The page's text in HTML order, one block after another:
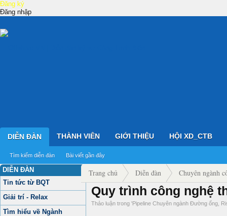
Đăng ký
Đăng nhập
DIỄN ĐÀN
Tìm kiếm diễn đàn Bài viết gần đây
THÀNH VIÊN GIỚI THIỆU HỘI XD_CTB
DIỄN ĐÀN
Tin tức từ BQT
Giải trí - Relax
Tìm hiểu về Ngành
Trang chủ Diễn đàn
Chuyên ngành
Pipeline Chuyên ngành Đường ống, Riser
Quy trình công nghệ
Thảo luận trong 'Pipeline Chuyên ngành Đường ống,